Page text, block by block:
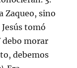
Zaqueo, sino
tomó
debo morar
debemos